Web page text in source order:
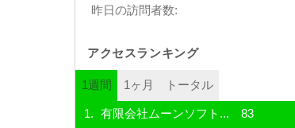
昨日の訪問者数:
アクセスランキング
1週間 1ヶ月 トータル
有限会社ムーンソフト... 83